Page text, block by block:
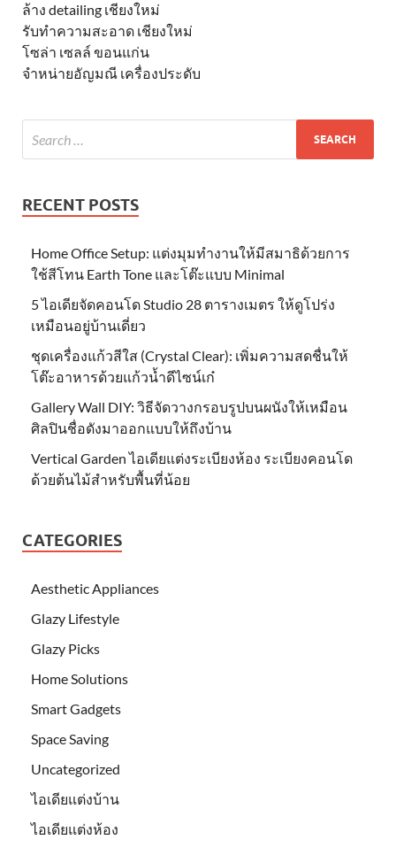
ล้าง detailing เชียงใหม่
รับทำความสะอาด เชียงใหม่
โซล่า เซลล์ ขอนแก่น
จำหน่ายอัญมณี เครื่องประดับ
RECENT POSTS
Home Office Setup: แต่งมุมทำงานให้มีสมาธิด้วยการ
ใช้สีโทน Earth Tone และโต๊ะแบบ Minimal
5 ไอเดียจัดคอนโด Studio 28 ตารางเมตร ให้ดูโปร่ง
เหมือนอยู่บ้านเดี่ยว
ชุดเครื่องแก้วสีใส (Crystal Clear): เพิ่มความสดชื่นให้
โต๊ะอาหารด้วยแก้วน้ำดีไซน์เก๋
Gallery Wall DIY: วิธีจัดวางกรอบรูปบนผนังให้เหมือน
ศิลปินชื่อดังมาออกแบบให้ถึงบ้าน
Vertical Garden ไอเดียแต่งระเบียงห้อง ระเบียงคอนโด
ด้วยต้นไม้สำหรับพื้นที่น้อย
CATEGORIES
Aesthetic Appliances
Glazy Lifestyle
Glazy Picks
Home Solutions
Smart Gadgets
Space Saving
Uncategorized
ไอเดียแต่งบ้าน
ไอเดียแต่งห้อง